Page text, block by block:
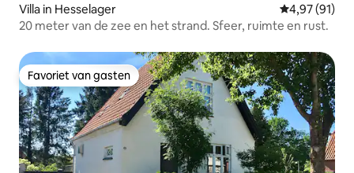
Villa in Hesselager Gemiddelde
4,97 (91)
20 meter van de zee en het strand. Sfeer, ruimte en rust.
Favoriet van gasten
Favoriet van gasten